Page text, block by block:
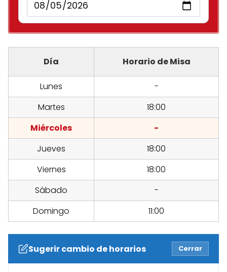
Día Horario de Misa
Lunes
-
Martes
18:00
Miércoles
-
Jueves
18:00
Viernes
18:00
Sábado
-
Domingo
11:00
Sugerir cambio de horarios Cerrar